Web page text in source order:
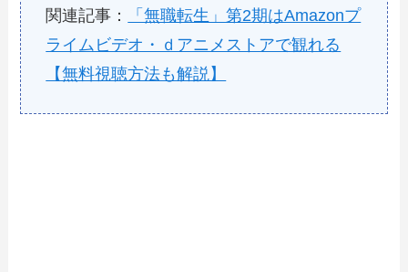
関連記事：
「無職転生」第2期はAmazonプ
ライムビデオ・ｄアニメストアで観れる
【無料視聴方法も解説】